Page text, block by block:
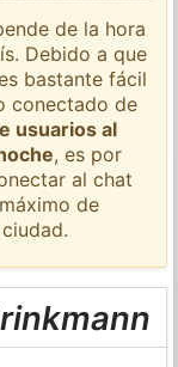
de la hora
Debido a que
bastante fácil
conectado de
usuarios al
, es por
al chat
de